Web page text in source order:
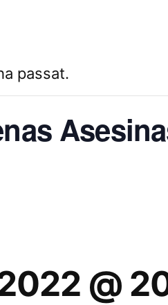
passat.
@